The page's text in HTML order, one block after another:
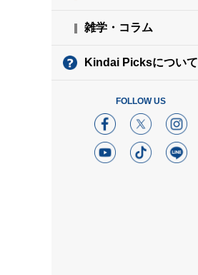
雑学・コラム
Kindai Picksについて
FOLLOW US